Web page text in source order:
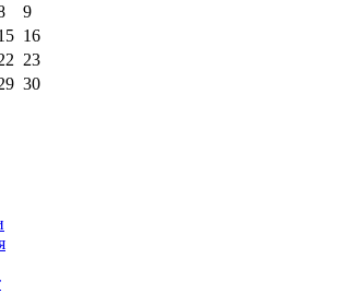
9
16
23
30